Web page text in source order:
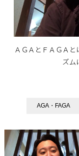
ＡＧＡとＦＡＧＡ
ズム